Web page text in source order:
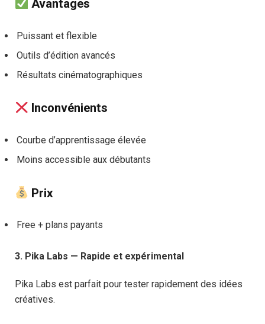
Avantages
Puissant et flexible
Outils d’édition avancés
Résultats cinématographiques
Inconvénients
Courbe d’apprentissage élevée
Moins accessible aux débutants
Prix
Free + plans payants
3. Pika Labs — Rapide et expérimental
Pika Labs est parfait pour tester rapidement des idées
créatives.